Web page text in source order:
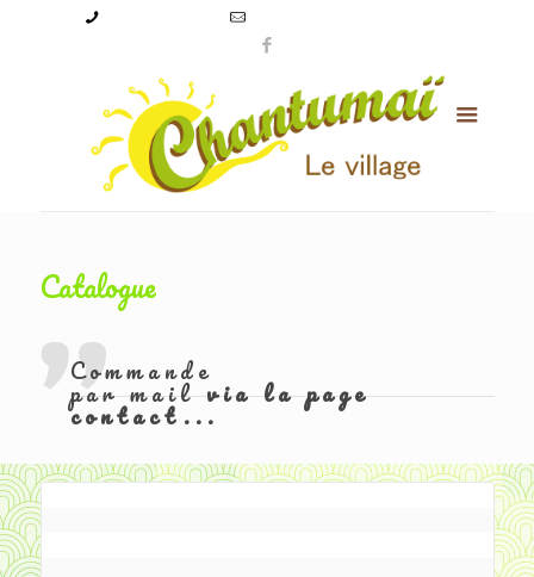
Catalogue
Commande
par mailvia la page
contact...